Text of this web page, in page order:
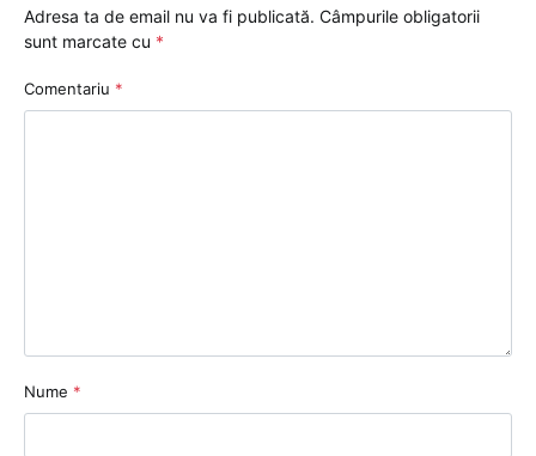
Adresa ta de email nu va fi publicată. Câmpurile obligatorii
sunt marcate cu *
Comentariu *
Nume *